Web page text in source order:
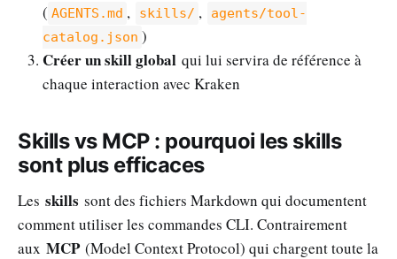
( AGENTS.md , skills/ ,
agents/tool-
catalog.json )
Créer un skill global qui lui servira de référence à
chaque interaction avec Kraken
Skills vs MCP : pourquoi les skills
sont plus efficaces
Les skills sont des fichiers Markdown qui documentent
comment utiliser les commandes CLI. Contrairement
aux MCP(Model Context Protocol) qui chargent toute la